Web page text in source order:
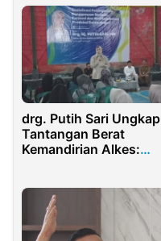
drg. Putih Sari Ungkap
Tantangan Berat
Kemandirian Alkes: